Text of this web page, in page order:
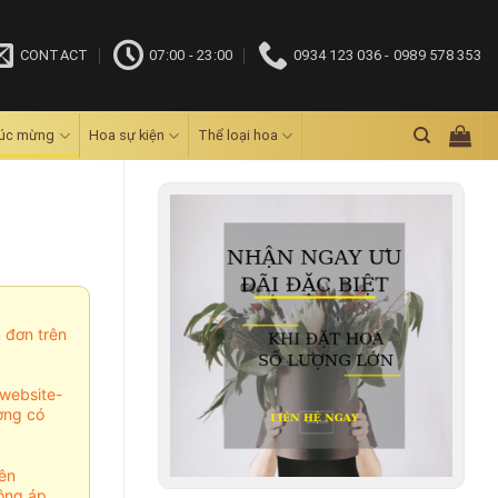
CONTACT 07:00 - 23:00 0934 123 036 - 0989 578 353
mừng Hoa sự kiện Thể loại hoa
đơn trên
có